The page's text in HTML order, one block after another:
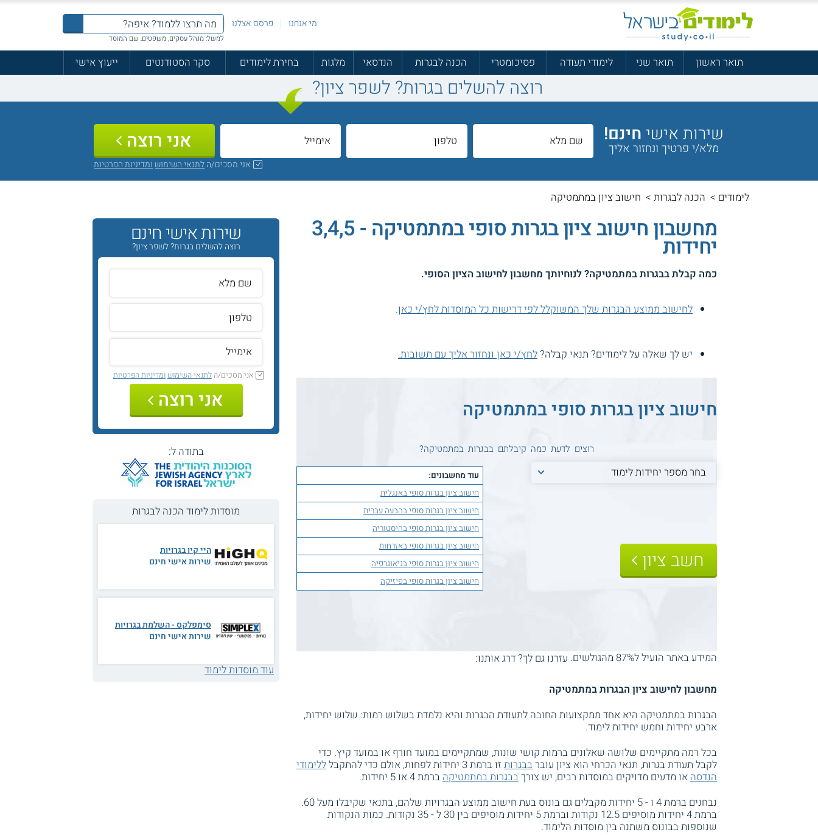
מי אנחנו פרסם אצלנו
למשל: מנהל עסקים, משפטים, שם המוסד
תואר ראשון תואר שני לימודי תעודה פסיכומטרי הכנה לבגרות הנדסאי מלגות בחירת לימודים סקר הסטודנטים ייעוץ אישי
רוצה להשלים בגרות? לשפר ציון?
שירות אישיחינם!
מלא/י פרטיך ונחזור אליך
אני מסכים/הלתנאי השימושומדיניות הפרטיות
אני רוצה
לימודים > הכנה לבגרות > חישוב ציון במתמטיקה
מחשבון חישוב ציון בגרות סופי במתמטיקה - 3,4,5
יחידות
כמה קבלת בבגרות במתמטיקה? לנוחיותך מחשבון לחישוב הציון הסופי.
לחישוב ממוצע הבגרות שלך המשוקלל לפי דרישות כל המוסדות לחץ/י כאן.
יש לך שאלה על לימודים? תנאי קבלה?לחץ/י כאן ונחזור אליך עם תשובות.
חישוב ציון בגרות סופי במתמטיקה
רוצים לדעת כמה קיבלתם בבגרות במתמטיקה?
חשב ציון
עוד מחשבונים:
חישוב ציון בגרות סופי באנגלית
חישוב ציון בגרות סופי בהבעה עברית
חישוב ציון בגרות סופי בהיסטוריה
חישוב ציון בגרות סופי באזרחות
חישוב ציון בגרות סופי בגיאוגרפיה
חישוב ציון בגרות סופי בפיזיקה
המידע באתר הועיל ל87% מהגולשים. עזרנו גם לך? דרג אותנו:
מחשבון לחישוב ציון הבגרות במתמטיקה
הבגרות במתמטיקה היא אחד ממקצועות החובה לתעודת הבגרות והיא נלמדת בשלוש רמות: שלוש יחידות,
ארבע יחידות וחמש יחידות לימוד.
בכל רמה מתקיימים שלושה שאלונים ברמות קושי שונות, שמתקיימים במועד חורף או במועד קיץ. כדי
לקבל תעודת בגרות, תנאי הכרחי הוא ציון עוברבבגרות זו ברמת 3 יחידות לפחות, אולם כדי להתקבל
ללימודי
הנדסה או מדעים מדויקים במוסדות רבים, יש צורךבבגרות במתמטיקה ברמת 4 או 5 יחידות.
נבחנים ברמת 4 ו - 5 יחידות מקבלים גם בונוס בעת חישוב ממוצע הבגרויות שלהם, בתנאי שקיבלו מעל 60.
ברמת 4 יחידות מוסיפים 12.5 נקודות וברמת 5 יחידות מוסיפים בין 30 ל - 35 נקודות. כמות הנקודות
שנוספות בבונוס משתנה בין מוסדות הלימוד.
שירות אישי חינם
רוצה להשלים בגרות? לשפר ציון?
אני מסכים/הלתנאי השימוש ומדיניות הפרטיות
אני רוצה
בתודה ל:
מוסדות לימוד הכנה לבגרות
היי קיו בגרויות
שירות אישי חינם
סימפלקס - השלמת בגרויות
שירות אישי חינם
עוד מוסדות לימוד